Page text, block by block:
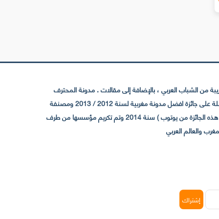
الشباب العربي ، بالإضافة إلى مقالات . مدونة المحترف
تأسست سنة 2009 حيث تستقطب الآن عدد كبير من الزوار من كافة ربوع الوطن العربي ، حيث ان مقرها الرئيسي بالمغرب و مديرها امين رغيب ،حاصلة على جائزة افضل مدونة مغربية لسنة 2012 / 2013 ومصنفة
ضمن افضل 10 مدونات عربية حسب المركز الدولي للصحفيين ICFJ سنة 2013 وحاصلة على الجائزة الفضية من يوتوب (اول قناة مغربية تحصل على هذه الجائزة من يوتوب ) سنة 2014 وتم تكريم مؤسسها من طرف